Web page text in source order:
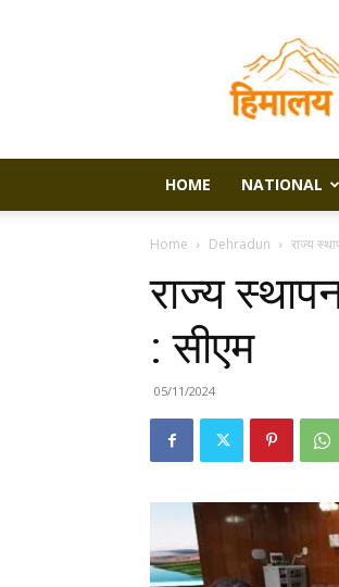
HOME NATIONAL
Home Dehradun राज्य
राज्य
: सीएम
05/11/2024